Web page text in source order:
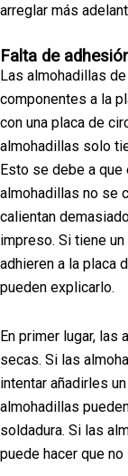
arreglar más
Falta de
Las almohadillas
componentes a la
con una placa de
almohadillas solo
Esto se debe a
almohadillas no se
calientan
impreso. Si tiene
adhieren a la placa
pueden explicarlo.
En primer lugar, las
secas. Si las
intentar añadirles
almohadillas
soldadura. Si las
puede hacer que no